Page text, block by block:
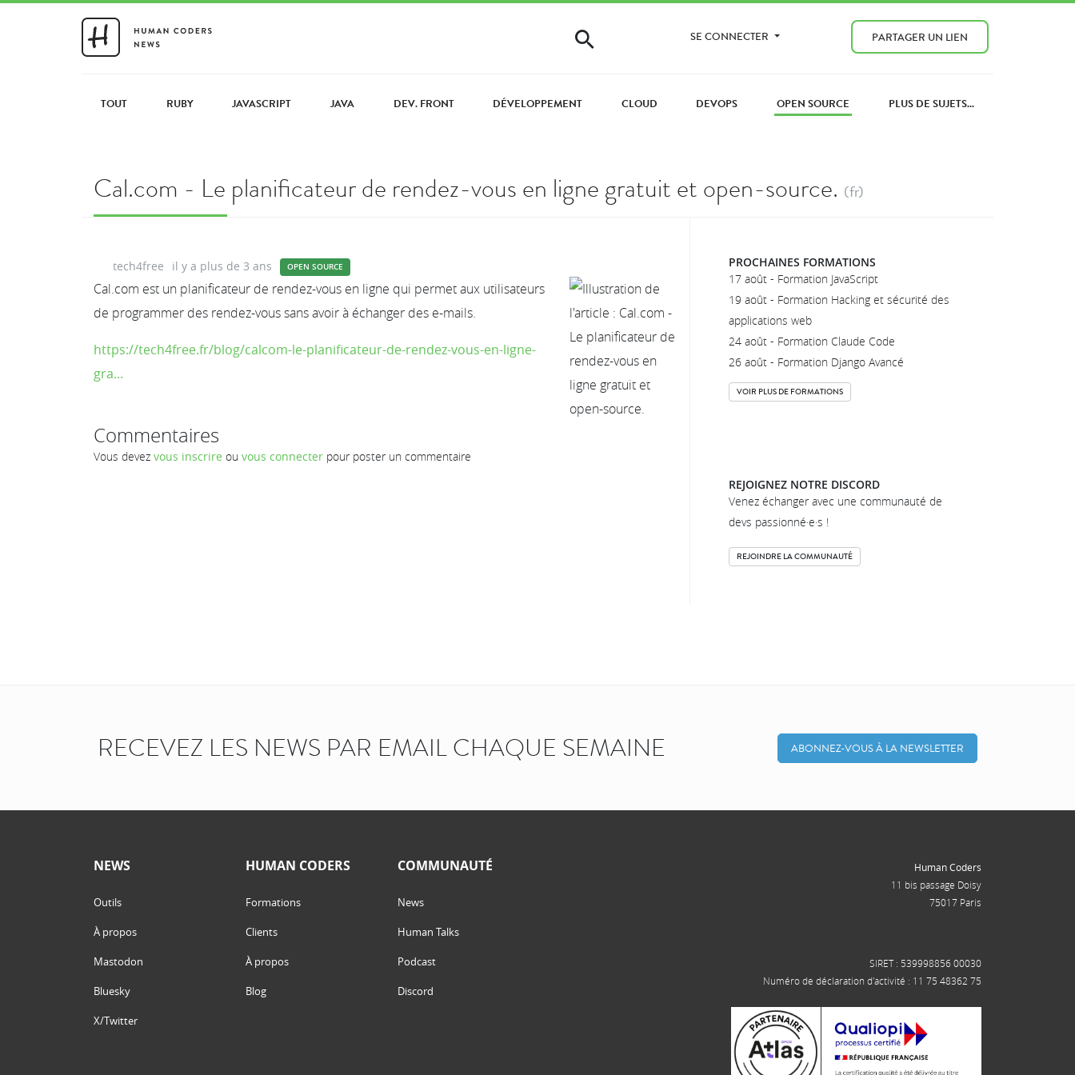
SE CONNECTER PARTAGER UN LIEN
TOUT RUBY JAVASCRIPT JAVA DEV. FRONT DÉVELOPPEMENT CLOUD DEVOPS OPEN SOURCE PLUS DE SUJETS...
Cal.com - Le planificateur de rendez-vous en ligne gratuit et open-source. (fr)
tech4free il y a plus de 3 ans OPEN SOURCE
Cal.com est un planificateur de rendez-vous en ligne qui permet aux utilisateurs
de programmer des rendez-vous sans avoir à échanger des e-mails.
https://tech4free.fr/blog/calcom-le-planificateur-de-rendez-vous-en-ligne-
gra...
Commentaires
Vous devez vous inscrire ou vous connecter pour poster un commentaire
PROCHAINES FORMATIONS
17 août - Formation JavaScript
19 août - Formation Hacking et sécurité des
applications web
24 août - Formation Claude Code
26 août - Formation Django Avancé
VOIR PLUS DE FORMATIONS
REJOIGNEZ NOTRE DISCORD
Venez échanger avec une communauté de
devs passionné·e·s !
REJOINDRE LA COMMUNAUTÉ
RECEVEZ LES NEWS PAR EMAIL CHAQUE SEMAINE ABONNEZ-VOUS À LA NEWSLETTER
NEWS
Outils
À propos
Mastodon
Bluesky
X/Twitter
HUMAN CODERS
Formations
Clients
À propos
Blog
COMMUNAUTÉ
News
Human Talks
Podcast
Discord
Human Coders
11 bis passage Doisy
75017 Paris
SIRET : 539998856 00030
Numéro de déclaration d'activité : 11 75 48362 75